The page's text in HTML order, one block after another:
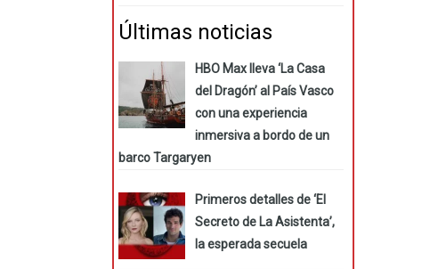
Últimas noticias
HBO Max lleva ‘La Casa
del Dragón’ al País Vasco
con una experiencia
inmersiva a bordo de un
barco Targaryen
Primeros detalles de ‘El
Secreto de La Asistenta’,
la esperada secuela